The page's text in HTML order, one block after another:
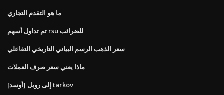
ما هو التقدم التجاري
تم تداول أسهم rsu للضرائب
سعر الذهب الرسم البياني التاريخي التفاعلي
ماذا يعني سعر صرف العملات
[أوسد] إلى روبل tarkov